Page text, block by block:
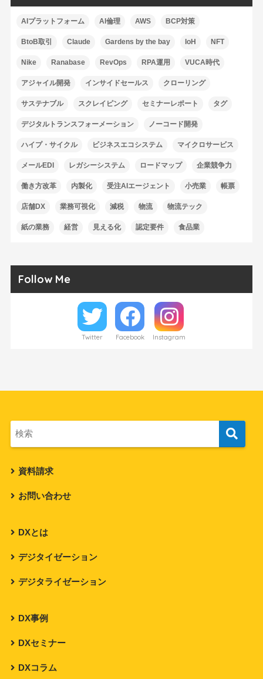
AIプラットフォーム AI倫理 AWS BCP対策
BtoB取引 Claude Gardens by the bay IoH NFT
Nike Ranabase RevOps RPA運用 VUCA時代
アジャイル開発 インサイドセールス クローリング
サステナブル スクレイピング セミナーレポート タグ
デジタルトランスフォーメーション ノーコード開発
ハイプ・サイクル ビジネスエコシステム マイクロサービス
メールEDI レガシーシステム ロードマップ 企業競争力
働き方改革 内製化 受注AIエージェント 小売業 帳票
店舗DX 業務可視化 減税 物流 物流テック
紙の業務 経営 見える化 認定要件 食品業
Follow Me
Twitter Facebook Instagram
資料請求
お問い合わせ
DXとは
デジタイゼーション
デジタライゼーション
DX事例
DXセミナー
DXコラム